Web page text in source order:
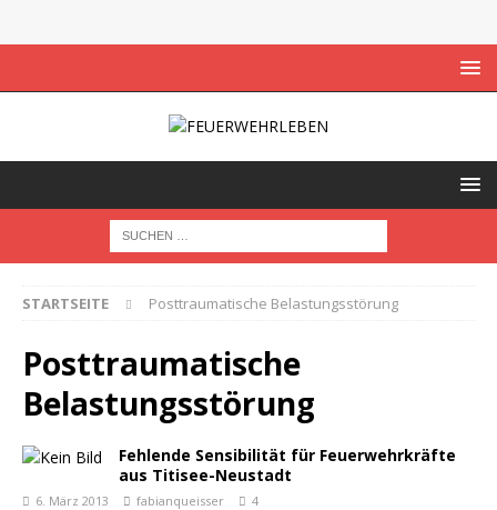
STARTSEITE Posttraumatische Belastungsstörung
Posttraumatische
Belastungsstörung
Fehlende Sensibilität für Feuerwehrkräfte
aus Titisee-Neustadt
6. März 2013 fabianqueisser 4